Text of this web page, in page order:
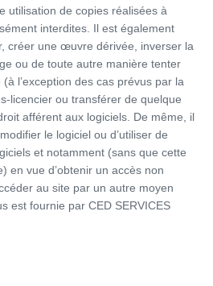
utilisation de copies réalisées à
interdites. Il est également
créer une œuvre dérivée, inverser la
ou de toute autre manière tenter
l’exception des cas prévus par la
licencier ou transférer de quelque
afférent aux logiciels. De même, il
le logiciel ou d’utiliser de
et notamment (sans que cette
en vue d’obtenir un accès non
au site par un autre moyen
est fournie par CED SERVICES